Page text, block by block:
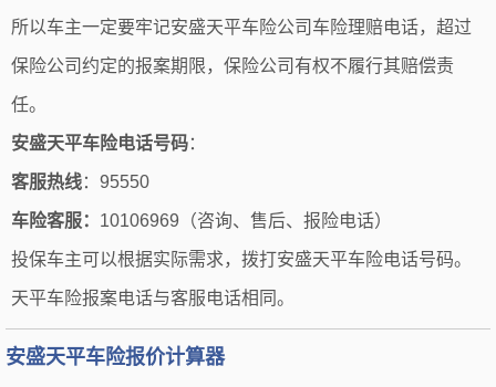
所以车主一定要牢记安盛天平车险公司车险理赔电话，超过
保险公司约定的报案期限，保险公司有权不履行其赔偿责
任。
安盛天平车险电话号码：
客服热线：95550
车险客服： 10106969（咨询、售后、报险电话）
投保车主可以根据实际需求，拨打安盛天平车险电话号码。
天平车险报案电话与客服电话相同。
安盛天平车险报价计算器